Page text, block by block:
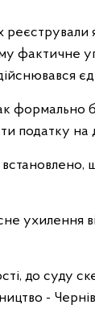
реєстрували
фактичне
формально
податку на
ухилення
до суду
-